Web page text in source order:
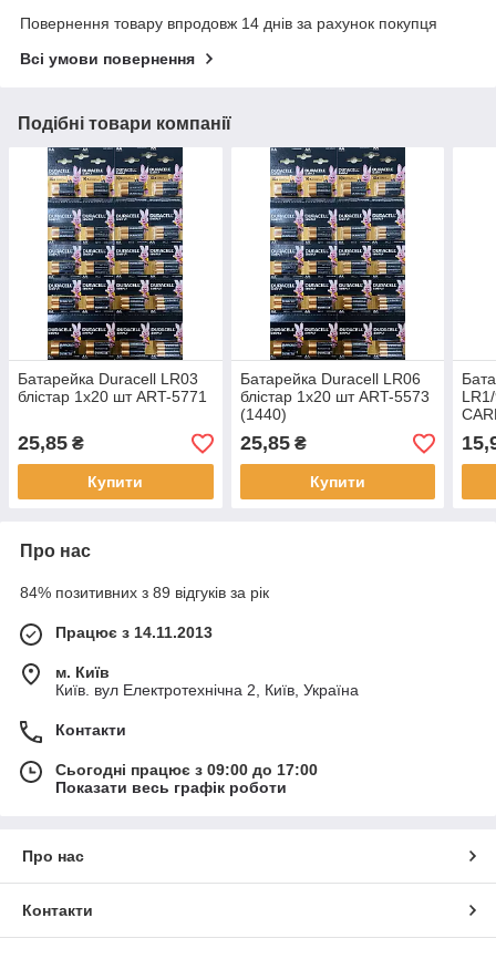
Повернення товару впродовж 14 днів за рахунок покупця
Всі умови повернення
Подібні товари компанії
Батарейка Duracell LR03
блістар 1x20 шт ART-5771
25,85 ₴
Купити
Батарейка Duracell LR06
блістар 1x20 шт ART-5573
(1440)
25,85₴
Купити
Про нас
84% позитивних з 89 відгуків за рік
Працює з 14.11.2013
м. Київ
Київ. вул Електротехнічна 2, Київ, Україна
Контакти
Сьогодні працює з 09:00 до 17:00
Показати весь графік роботи
Про нас
Контакти